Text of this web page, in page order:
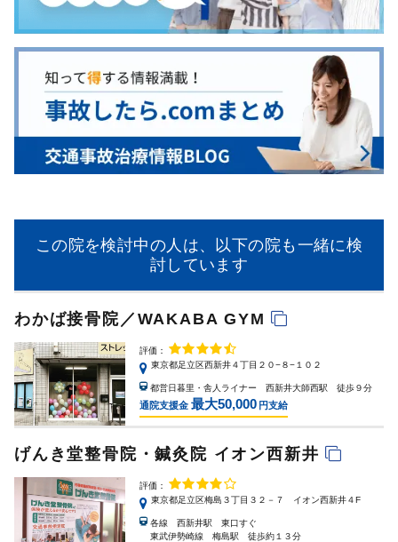
この院を検討中の人は、以下の院も一緒に検
討しています
わかば接骨院／WAKABA GYM
評価：
東京都足立区西新井４丁目２０−８−１０２
都営日暮里・舎人ライナー 西新井大師西駅 徒歩９分
通院支援金 最大50,000 円支給
げんき堂整骨院・鍼灸院 イオン西新井
評価：
東京都足立区梅島３丁目３２－７ イオン西新井４F
各線 西新井駅 東口すぐ
東武伊勢崎線 梅島駅 徒歩約１３分